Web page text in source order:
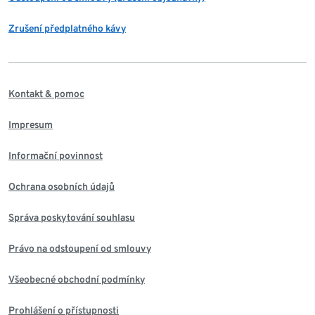
Zrušení předplatného kávy
Kontakt & pomoc
Impresum
Informační povinnost
Ochrana osobních údajů
Správa poskytování souhlasu
Právo na odstoupení od smlouvy
Všeobecné obchodní podmínky
Prohlášení o přístupnosti